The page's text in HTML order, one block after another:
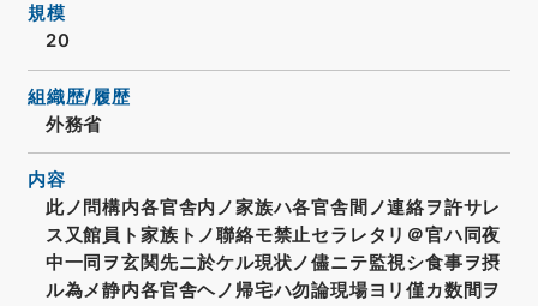
規模
20
組織歴/履歴
外務省
内容
此ノ問構内各官舎内ノ家族ハ各官舎間ノ連絡ヲ許サレ
ス又館員ト家族トノ聯絡モ禁止セラレタリ＠官ハ同夜
中一同ヲ玄関先ニ於ケル現状ノ儘ニテ監視シ食事ヲ摂
ル為メ静内各官舎ヘノ帰宅ハ勿論現場ヨリ僅カ数間ヲ